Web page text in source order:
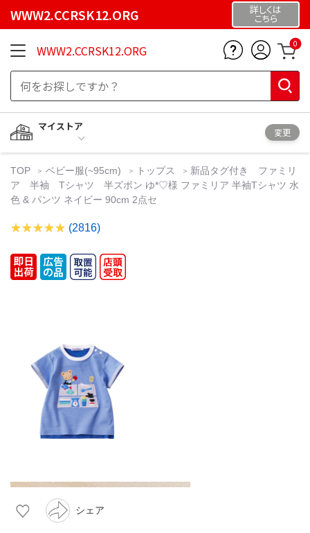
WWW2.CCRSK12.ORG 詳しくは
こちら
WWW2.CCRSK12.ORG 0
マイストア
変更
TOP ベビー服(~95cm) トップス
新品タグ付き ファミリ
ア 半袖 Tシャツ 半ズボン ゆ*♡様 ファミリア 半袖Tシャツ 水
色 & パンツ ネイビー 90cm 2点セ
(2816)
シェア